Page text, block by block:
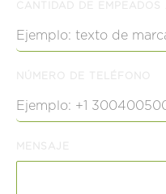
CANTIDAD DE EMPEADOS
NÚMERO DE TELÉFONO
MENSAJE